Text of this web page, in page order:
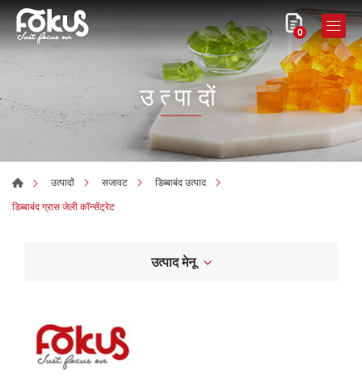
0
उत्पादों
उत्पादों सजावट
डिब्बाबंद उत्पाद
डिब्बाबंद ग्रास जेली कॉन्सेंट्रेट
उत्पाद मेनू